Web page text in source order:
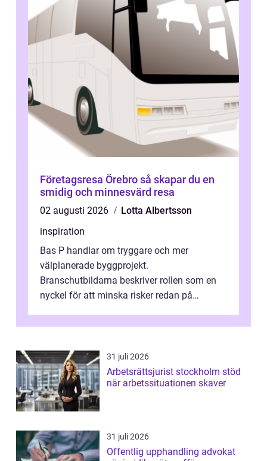
Företagsresa Örebro så skapar du en
smidig och minnesvärd resa
02 augusti 2026
Lotta Albertsson
inspiration
Bas P handlar om tryggare och mer
välplanerade byggprojekt.
Branschutbildarna beskriver rollen som en
nyckel för att minska risker redan på
31 juli 2026
Arbetsrättsjurist stockholm stöd
när arbetssituationen skaver
31 juli 2026
Offentlig upphandling advokat